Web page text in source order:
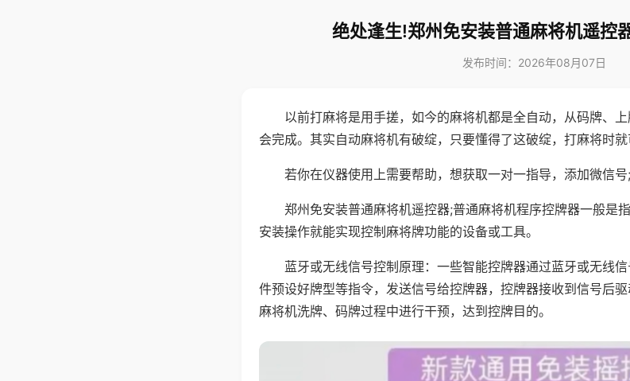
绝处逢生!郑州免安装普通麻将机遥控
发布时间：2026年08月07日
以前打麻将是用手搓，如今的麻将机都是全自动，从码牌、
会完成。其实自动麻将机有破绽，只要懂得了这破绽，打麻将时就
若你在仪器使用上需要帮助，想获取一对一指导，添加微信
郑州免安装普通麻将机遥控器;普通麻将机程序控牌器一般是
安装操作就能实现控制麻将牌功能的设备或工具。
蓝牙或无线信号控制原理：一些智能控牌器通过蓝牙或无线
件预设好牌型等指令，发送信号给控牌器，控牌器接收到信号后
麻将机洗牌、码牌过程中进行干预，达到控牌目的。